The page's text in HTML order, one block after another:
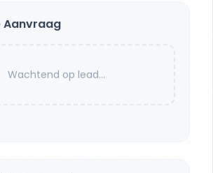
Aanvraag
Wachtend op lead...